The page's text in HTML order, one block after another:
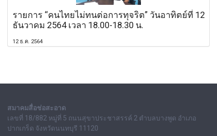
รายการ “คนไทยไม่ทนต่อการทุจริต” วันอาทิตย์ที่ 12
ธันวาคม 2564 เวลา 18.00-18.30 น.
12 ธ.ค. 2564
สมาคมสื่อช่อสะอาด
เลขที่ 18/882 หมู่ที่ 5 ถนนสุขาประชาสรรค์ 2 ตำบลบางพูด อำเภอ
ปากเกร็ด จังหวัดนนทบุรี 11120